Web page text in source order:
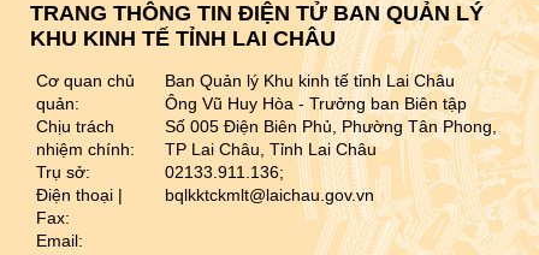
TRANG THÔNG TIN ĐIỆN TỬ BAN QUẢN LÝ
KHU KINH TẾ TỈNH LAI CHÂU
Cơ quan chủ
quản:
Chịu trách
nhiệm chính:
Trụ sở:
Điện thoại |
Fax:
Email:
Ban Quản lý Khu kinh tế tỉnh Lai Châu
Ông Vũ Huy Hòa - Trưởng ban Biên tập
Số 005 Điện Biên Phủ, Phường Tân Phong,
TP Lai Châu, Tỉnh Lai Châu
02133.911.136;
bqlkktckmlt@laichau.gov.vn